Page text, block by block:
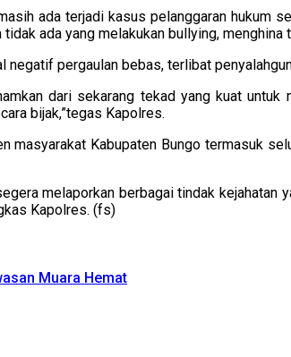
ada terjadi kasus pelanggaran hukum
ada yang melakukan bullying,
negatif pergaulan bebas, terlibat
dari sekarang tekad yang kuat
bijak,”tegas Kapolres.
masyarakat Kabupaten Bungo termasuk
melaporkan berbagai tindak
Kapolres. (fs)
Muara Hemat